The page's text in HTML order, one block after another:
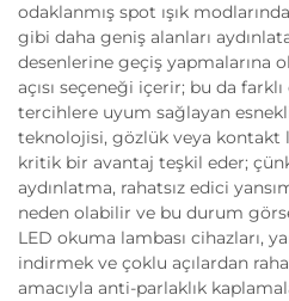
odaklanmış spot ışık
gibi daha geniş alanları
desenlerine geçiş yapmalarına
açısı seçeneği içerir; bu da
tercihlere uyum sağlayan
teknolojisi, gözlük veya kontakt
kritik bir avantaj teşkil eder;
aydınlatma, rahatsız edici
neden olabilir ve bu durum
LED okuma lambası cihazları,
indirmek ve çoklu açılardan
amacıyla anti-parlaklık